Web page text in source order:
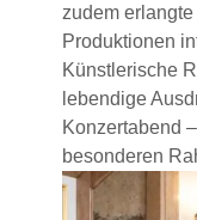
zudem
Produktionen
Künstlerische
lebendige
Konzertabend
besonderen